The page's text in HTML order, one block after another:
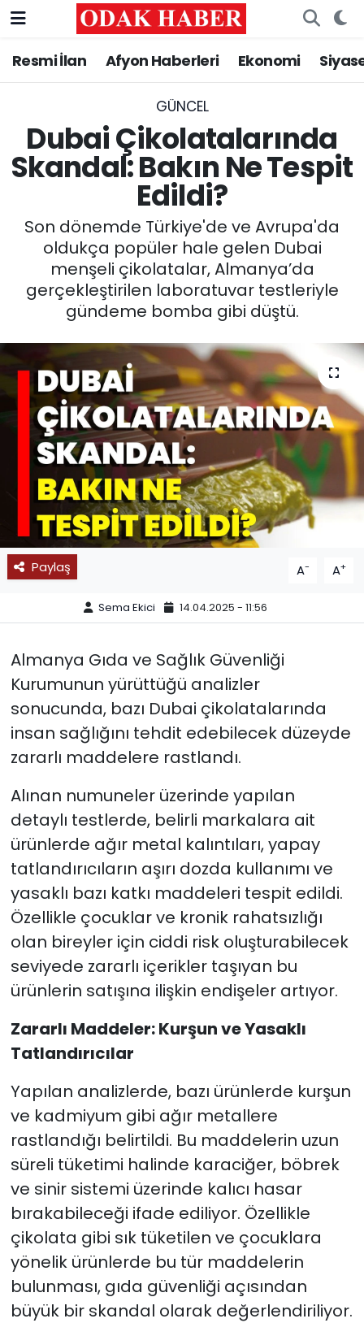
Resmi İlan Afyon Haberleri Ekonomi
GÜNCEL
Dubai Çikolatalarında
Skandal: Bakın Ne Tespit
Edildi?
Son dönemde Türkiye'de ve Avrupa'da
oldukça popüler hale gelen Dubai
menşeli çikolatalar, Almanya’da
gerçekleştirilen laboratuvar testleriyle
gündeme bomba gibi düştü.
Paylaş A- A+
Sema Ekici 14.04.2025 - 11:56
Almanya Gıda ve Sağlık Güvenliği
Kurumunun yürüttüğü analizler
sonucunda, bazı Dubai çikolatalarında
insan sağlığını tehdit edebilecek düzeyde
zararlı maddelere rastlandı.
Alınan numuneler üzerinde yapılan
detaylı testlerde, belirli markalara ait
ürünlerde ağır metal kalıntıları, yapay
tatlandırıcıların aşırı dozda kullanımı ve
yasaklı bazı katkı maddeleri tespit edildi.
Özellikle çocuklar ve kronik rahatsızlığı
olan bireyler için ciddi risk oluşturabilecek
seviyede zararlı içerikler taşıyan bu
ürünlerin satışına ilişkin endişeler artıyor.
Zararlı Maddeler: Kurşun ve Yasaklı
Tatlandırıcılar
Yapılan analizlerde, bazı ürünlerde kurşun
ve kadmiyum gibi ağır metallere
rastlandığı belirtildi. Bu maddelerin uzun
süreli tüketimi halinde karaciğer, böbrek
ve sinir sistemi üzerinde kalıcı hasar
bırakabileceği ifade ediliyor. Özellikle
çikolata gibi sık tüketilen ve çocuklara
yönelik ürünlerde bu tür maddelerin
bulunması, gıda güvenliği açısından
büyük bir skandal olarak değerlendiriliyor.
AFYONKARAHİSAR HABERLERİ
ASAYİŞ
SİYASET
EĞİTİM
MAGAZİN
SAĞLIK
SPOR
11:11 MANŞET
Nöbetçi Eczaneler
Trafik Durumu
Süper Lig Puan Durumu ve Fikstür
Tüm Manşetler
Son Dakika Haberleri
Haber Arşivi